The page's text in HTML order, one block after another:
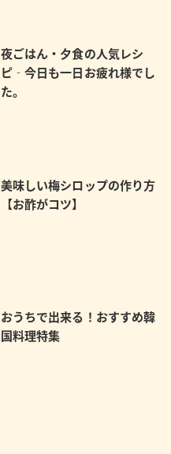
夜ごはん・夕食の人気レシ
ピ‐今日も一日お疲れ様でし
た。
美味しい梅シロップの作り方
【お酢がコツ】
おうちで出来る！おすすめ韓
国料理特集